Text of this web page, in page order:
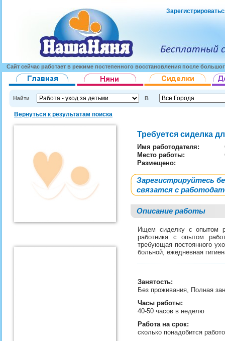
Сайт сейчас работает в режиме постепенного восстановления после
Найти В
Вернуться к результатам поиска
Требуется сиделка
Имя работодателя:
Место работы:
Размещено:
Зарегистрируйтесь
связатся с
Описание работы
Ищем сиделку с опытом
работника с опытом
требующая постоянного
больной, ежедневная
Занятость:
Без проживания, Полная
Часы работы:
40-50 часов в неделю
Работа на срок:
сколько понадобится